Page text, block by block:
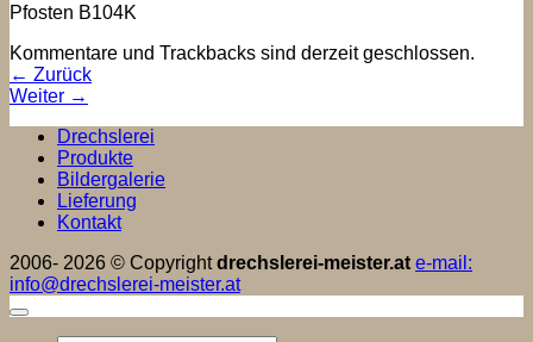
Pfosten B104K
Kommentare und Trackbacks sind derzeit geschlossen.
← Zurück
Weiter →
Drechslerei
Produkte
Bildergalerie
Lieferung
Kontakt
2006- 2026 © Copyrightdrechslerei-meister.at e-mail:
info@drechslerei-meister.at